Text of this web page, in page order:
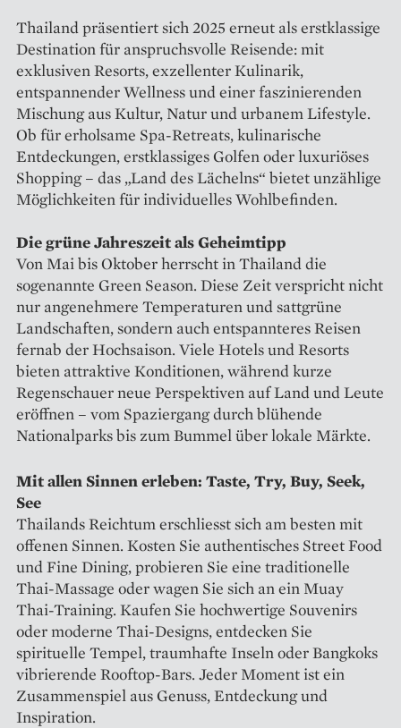
Thailand präsentiert sich 2025 erneut als erstklassige
Destination für anspruchsvolle Reisende: mit
exklusiven Resorts, exzellenter Kulinarik,
entspannender Wellness und einer faszinierenden
Mischung aus Kultur, Natur und urbanem Lifestyle.
Ob für erholsame Spa-Retreats, kulinarische
Entdeckungen, erstklassiges Golfen oder luxuriöses
Shopping – das „Land des Lächelns“ bietet unzählige
Möglichkeiten für individuelles Wohlbefinden.
Die grüne Jahreszeit als Geheimtipp
Von Mai bis Oktober herrscht in Thailand die
sogenannte Green Season. Diese Zeit verspricht nicht
nur angenehmere Temperaturen und sattgrüne
Landschaften, sondern auch entspannteres Reisen
fernab der Hochsaison. Viele Hotels und Resorts
bieten attraktive Konditionen, während kurze
Regenschauer neue Perspektiven auf Land und Leute
eröffnen – vom Spaziergang durch blühende
Nationalparks bis zum Bummel über lokale Märkte.
Mit allen Sinnen erleben: Taste, Try, Buy, Seek,
See
Thailands Reichtum erschliesst sich am besten mit
offenen Sinnen. Kosten Sie authentisches Street Food
und Fine Dining, probieren Sie eine traditionelle
Thai-Massage oder wagen Sie sich an ein Muay
Thai-Training. Kaufen Sie hochwertige Souvenirs
oder moderne Thai-Designs, entdecken Sie
spirituelle Tempel, traumhafte Inseln oder Bangkoks
vibrierende Rooftop-Bars. Jeder Moment ist ein
Zusammenspiel aus Genuss, Entdeckung und
Inspiration.